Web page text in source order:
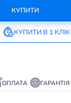
КУПИТИ
КУПИТИ В 1 КЛІК
ОПЛАТА